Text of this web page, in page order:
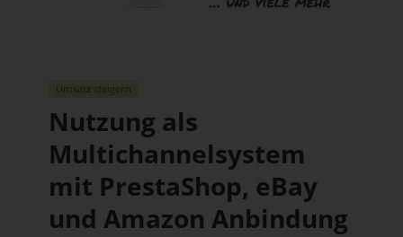
Umsatz steigern
Nutzung als
Multichannelsystem
mit PrestaShop, eBay
und Amazon Anbindung